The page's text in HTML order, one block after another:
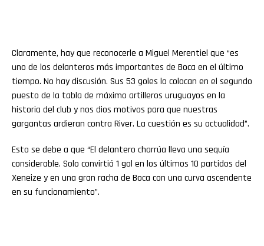
Claramente, hay que reconocerle a Miguel Merentiel que “es
uno de los delanteros más importantes de Boca en el último
tiempo. No hay discusión. Sus 53 goles lo colocan en el segundo
puesto de la tabla de máximo artilleros uruguayos en la
historia del club y nos dios motivos para que nuestras
gargantas ardieran contra River. La cuestión es su actualidad”.
Esto se debe a que “El delantero charrúa lleva una sequía
considerable. Solo convirtió 1 gol en los últimos 10 partidos del
Xeneize y en una gran racha de Boca con una curva ascendente
en su funcionamiento”.